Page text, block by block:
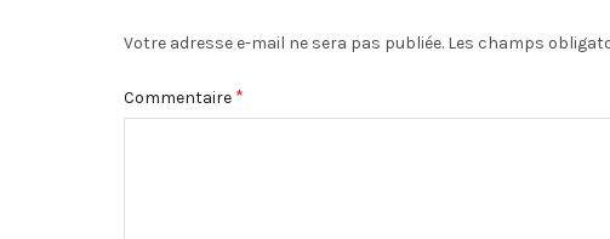
Votre adresse e-mail ne sera pas publiée. Les champs
Commentaire *